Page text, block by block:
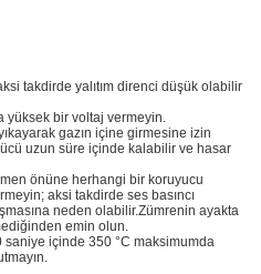
takdirde yalıtım direnci düşük olabilir
yüksek bir voltaj vermeyin.
gazın içine girmesine izin
uzun süre içinde kalabilir ve hasar
önüne herhangi bir koruyucu
aksi takdirde ses basıncı
neden olabilir.Zümrenin ayakta
emin olun.
içinde 350 °C maksimumda